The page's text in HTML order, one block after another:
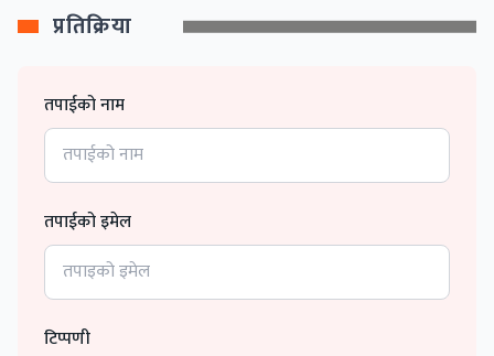
प्रतिक्रिया
तपाईको नाम
तपाईको इमेल
टिप्पणी